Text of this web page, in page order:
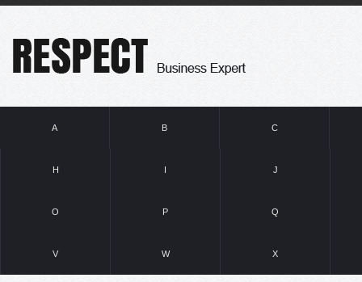
A B C
H I J
O P Q
V W X